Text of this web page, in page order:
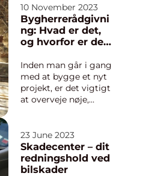
bygningsværker. Hvis
du bor i Frederiksberg
og står overfor en
renovering af din
eller blot ønsker at
give dine væg...
10 November 2023
Bygherrerådgivni
ng: Hvad er det,
og hvorfor er det
Inden man går i gang
med at bygge et nyt
projekt, er det vigtigt
at overveje nøje,
gennemføres. Uanset
om det er et stort
eller lille projekt,
kræver det
23 June 2023
Skadecenter – dit
redningshold ved
bilskader